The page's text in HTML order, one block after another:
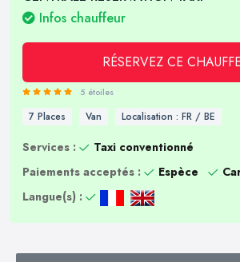
Infos chauffeur
RÉSERVEZ CE
5 étoiles
7 Places Van Localisation : FR / BE
Services :
Taxi conventionné
Paiements acceptés :
Espèce
Langue(s) :